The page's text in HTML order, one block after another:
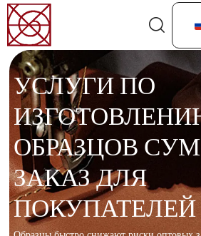
УСЛУГИ ПО
ОБРАЗЦОВ
ЗАКАЗ ДЛЯ
ПОКУПАТЕЛЕЙ